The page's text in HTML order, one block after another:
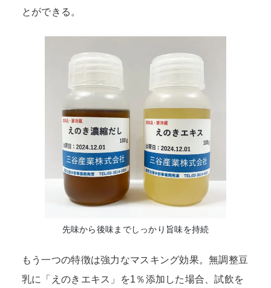
とができる。
先味から後味までしっかり旨味を持続
もう一つの特徴は強力なマスキング効果。無調整豆
乳に「えのきエキス」を1％添加した場合、試飲を